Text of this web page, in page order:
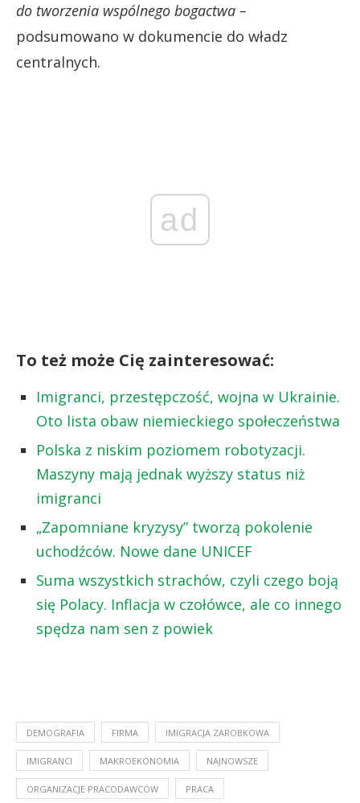
do tworzenia wspólnego bogactwa –
podsumowano w dokumencie do władz
centralnych.
ad
To też może Cię zainteresować:
Imigranci, przestępczość, wojna w Ukrainie.
Oto lista obaw niemieckiego społeczeństwa
Polska z niskim poziomem robotyzacji.
Maszyny mają jednak wyższy status niż
imigranci
„Zapomniane kryzysy” tworzą pokolenie
uchodźców. Nowe dane UNICEF
Suma wszystkich strachów, czyli czego boją
się Polacy. Inflacja w czołówce, ale co innego
spędza nam sen z powiek
DEMOGRAFIA FIRMA IMIGRACJA ZAROBKOWA
IMIGRANCI MAKROEKONOMIA NAJNOWSZE
ORGANIZACJE PRACODAWCÓW PRACA